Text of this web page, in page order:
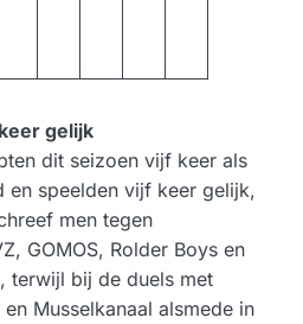
gelijk
dit seizoen vijf keer als
en speelden vijf keer gelijk,
men tegen
GOMOS, Rolder Boys en
terwijl bij de duels met
Musselkanaal alsmede in